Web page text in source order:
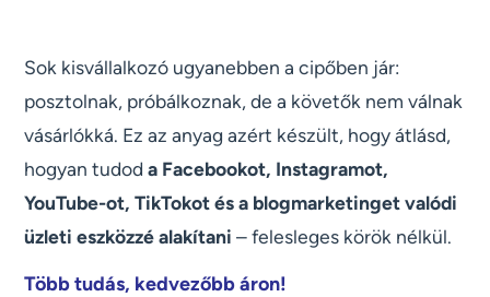
Sok kisvállalkozó ugyanebben a cipőben jár:
posztolnak, próbálkoznak, de a követők nem válnak
vásárlókká. Ez az anyag azért készült, hogy átlásd,
hogyan tudoda Facebookot, Instagramot,
YouTube-ot, TikTokot és a blogmarketinget valódi
üzleti eszközzé alakítani – felesleges körök nélkül.
Több tudás, kedvezőbb áron!